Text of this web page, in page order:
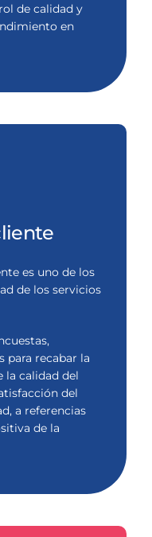
de calidad y
en
es uno de los
de los servicios
para recabar la
la calidad del
del
a referencias
de la